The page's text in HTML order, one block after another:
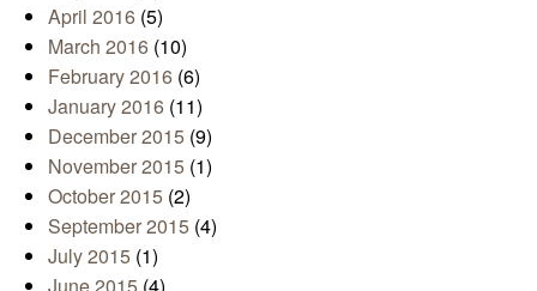
April 2016 (5)
March 2016 (10)
February 2016 (6)
January 2016 (11)
December 2015 (9)
November 2015 (1)
October 2015 (2)
September 2015 (4)
July 2015 (1)
June 2015 (4)